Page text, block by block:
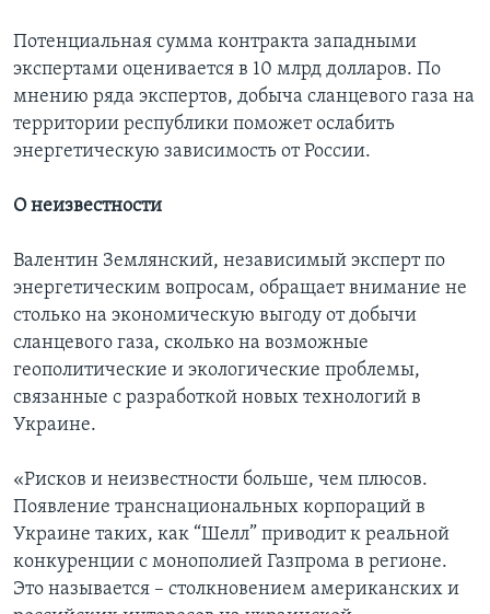
Потенциальная сумма контракта западными
экспертами оценивается в 10 млрд долларов. По
мнению ряда экспертов, добыча сланцевого газа на
территории республики поможет ослабить
энергетическую зависимость от России.
О неизвестности
Валентин Землянский, независимый эксперт по
энергетическим вопросам, обращает внимание не
столько на экономическую выгоду от добычи
сланцевого газа, сколько на возможные
геополитические и экологические проблемы,
связанные с разработкой новых технологий в
Украине.
«Рисков и неизвестности больше, чем плюсов.
Появление транснациональных корпораций в
Украине таких, как “Шелл” приводит к реальной
конкуренции с монополией Газпрома в регионе.
Это называется – столкновением американских и